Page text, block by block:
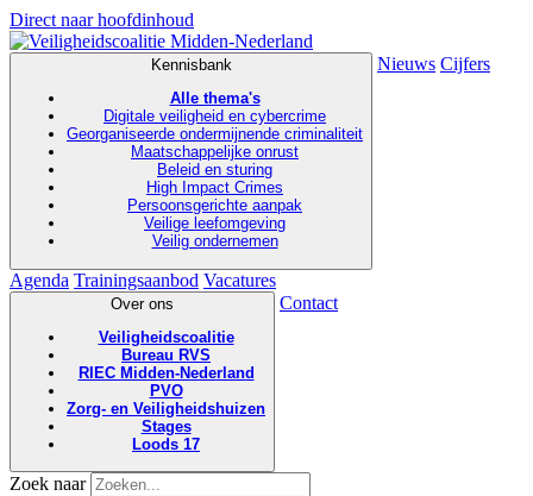
Direct naar hoofdinhoud
Kennisbank
Alle thema's
Digitale veiligheid en cybercrime
Georganiseerde ondermijnende criminaliteit
Maatschappelijke onrust
Beleid en sturing
High Impact Crimes
Persoonsgerichte aanpak
Veilige leefomgeving
Veilig ondernemen
Nieuws Cijfers
Agenda Trainingsaanbod Vacatures
Over ons
Veiligheidscoalitie
Bureau RVS
RIEC Midden-Nederland
PVO
Zorg- en Veiligheidshuizen
Stages
Loods 17
Contact
Zoek naar